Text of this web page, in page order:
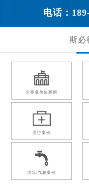
电话：
斯必
企事业单位案例
医疗案例
供水/气象案例